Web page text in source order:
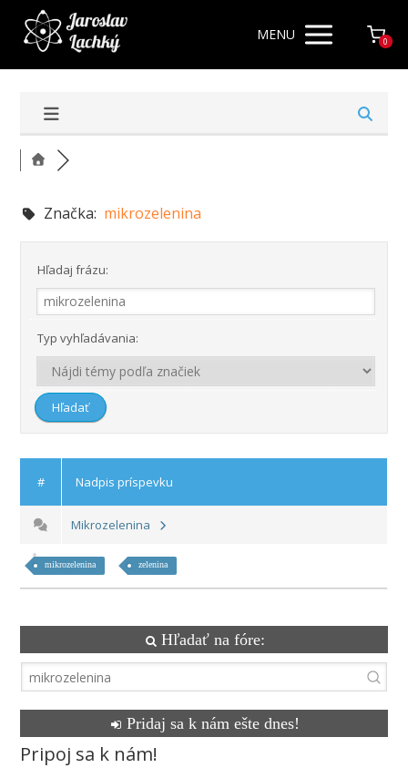
MENU 0
Značka: mikrozelenina
Hľadaj frázu:
Typ vyhľadávania:
# Nadpis príspevku
Mikrozelenina
mikrozelenina zelenina
Hľadať na fóre:
Pridaj sa k nám ešte dnes!
Pripoj sa k nám!